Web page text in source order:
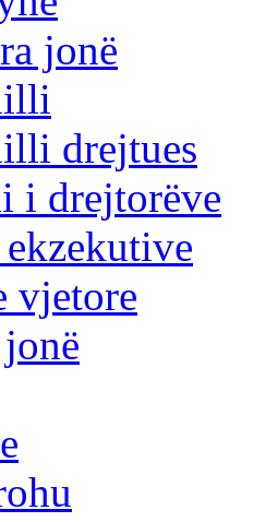
jonë
drejtues
i drejtorëve
vjetore